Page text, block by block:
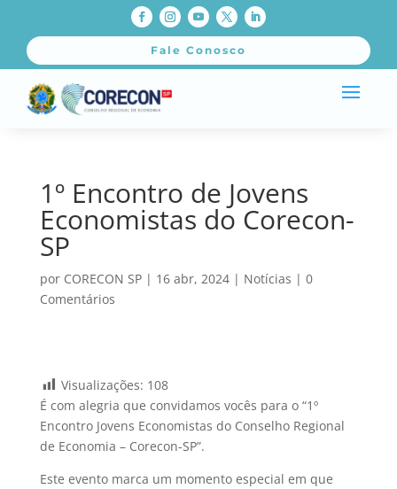
Fale Conosco
1º Encontro de Jovens
Economistas do Corecon-
SP
por CORECON SP| 16 abr, 2024| Notícias | 0
Comentários
Visualizações: 108
É com alegria que convidamos vocês para o “1º
Encontro Jovens Economistas do Conselho Regional
de Economia – Corecon-SP”.
Este evento marca um momento especial em que